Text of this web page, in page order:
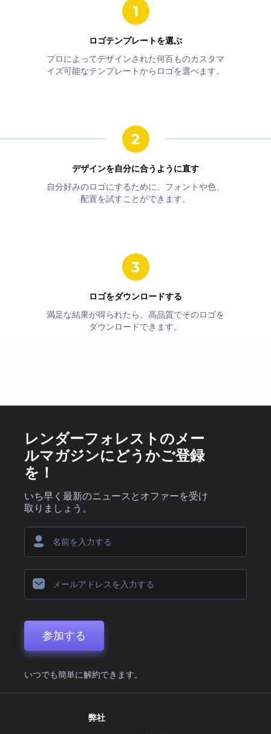
ロゴテンプレートを選ぶ
プロによってデザインされた何百ものカスタマ
イズ可能なテンプレートからロゴを選べます。
デザインを自分に合うように直す
自分好みのロゴにするために、フォントや色、
配置を試すことができます。
ロゴをダウンロードする
満足な結果が得られたら、高品質でそのロゴを
ダウンロードできます。
レンダーフォレストのメー
ルマガジンにどうかご登録
を！
いち早く最新のニュースとオファーを受け
取りましょう。
参加する
いつでも簡単に解約できます。
弊社